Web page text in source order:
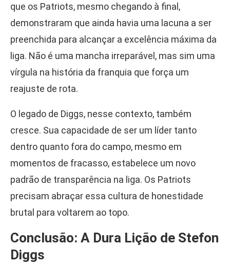
que os Patriots, mesmo chegando à final,
demonstraram que ainda havia uma lacuna a ser
preenchida para alcançar a excelência máxima da
liga. Não é uma mancha irreparável, mas sim uma
vírgula na história da franquia que força um
reajuste de rota.
O legado de Diggs, nesse contexto, também
cresce. Sua capacidade de ser um líder tanto
dentro quanto fora do campo, mesmo em
momentos de fracasso, estabelece um novo
padrão de transparência na liga. Os Patriots
precisam abraçar essa cultura de honestidade
brutal para voltarem ao topo.
Conclusão: A Dura Lição de Stefon
Diggs